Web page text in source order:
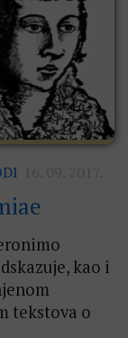
kao i
tekstova o